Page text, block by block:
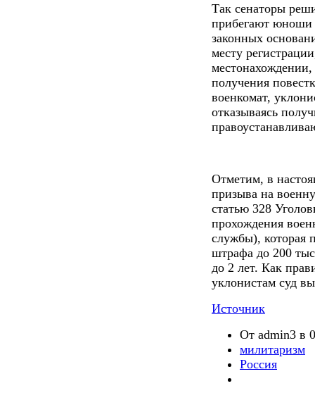
Так сенаторы
прибегают юноши
законных
месту
местонахождении,
получения
военкомат,
отказываясь
Отметим, в
призыва на
статью 328
прохождения
службы), которая
штрафа до 200
до 2 лет. Как
уклонистам суд
Источник
От admin3 в
милитаризм
Россия